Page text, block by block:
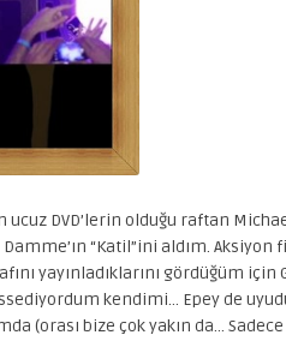
DVD’lerin olduğu raftan
Damme’ın “Katil”ini aldım. Aksiyon
yayınladıklarını gördüğüm için
kendimi… Epey de
(orası bize çok yakın da…